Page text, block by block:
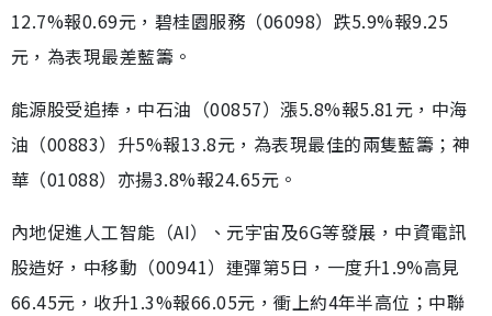
12.7%報0.69元，碧桂園服務（06098）跌5.9%報9.25
元，為表現最差藍籌。
能源股受追捧，中石油（00857）漲5.8%報5.81元，中海
油（00883）升5%報13.8元，為表現最佳的兩隻藍籌；神
華（01088）亦揚3.8%報24.65元。
內地促進人工智能（AI）、元宇宙及6G等發展，中資電訊
股造好，中移動（00941）連彈第5日，一度升1.9%高見
66.45元，收升1.3%報66.05元，衝上約4年半高位；中聯